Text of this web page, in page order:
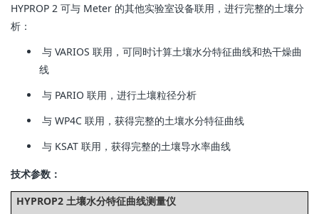
HYPROP 2 可与 Meter 的其他实验室设备联用，进行完整的土壤分
析：
与 VARIOS 联用，可同时计算土壤水分特征曲线和热干燥曲
线
与 PARIO 联用，进行土壤粒径分析
与 WP4C 联用，获得完整的土壤水分特征曲线
与 KSAT 联用，获得完整的土壤导水率曲线
技术参数：
HYPROP2 土壤水分特征曲线测量仪